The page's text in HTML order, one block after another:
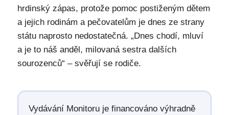
hrdinský zápas, protože pomoc postiženým dětem
a jejich rodinám a pečovatelům je dnes ze strany
státu naprosto nedostatečná. „Dnes chodí, mluví
a je to náš anděl, milovaná sestra dalších
sourozenců“ – svěřují se rodiče.
Vydávání Monitoru je financováno výhradně